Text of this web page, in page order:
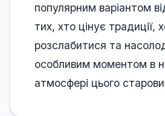
популярним варіантом
тих, хто цінує традиції,
розслабитися та
особливим моментом в
атмосфері цього